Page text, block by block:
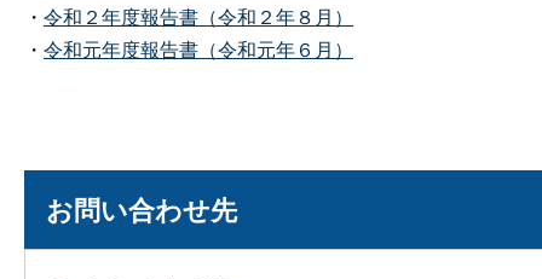
・ 令和２年度報告書（令和２年８月）
・ 令和元年度報告書（令和元年６月）
お問い合わせ先